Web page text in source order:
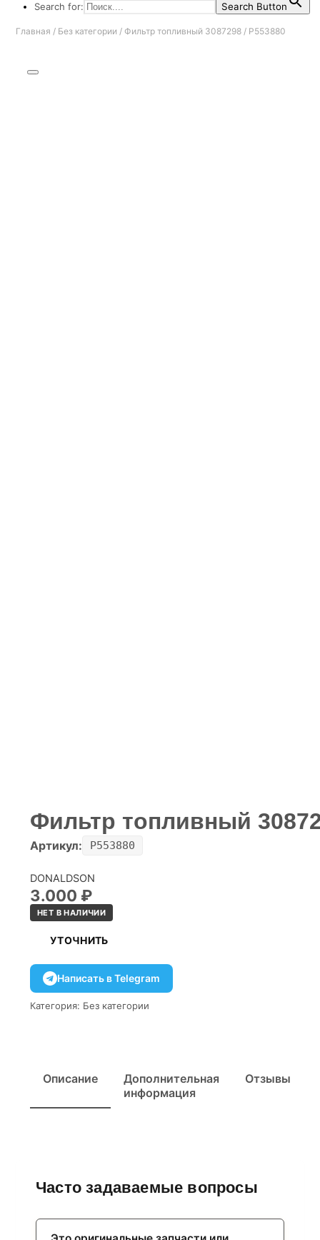
Search for:
Search Button
Главная / Без категории / Фильтр топливный 3087298 / P553880
Фильтр топливный
Артикул: P553880
DONALDSON
3.000 ₽
НЕТ В НАЛИЧИИ
УТОЧНИТЬ
Написать в Telegram
Категория: Без категории
Описание
Дополнительная
информация
Отзывы
Часто задаваемые вопросы